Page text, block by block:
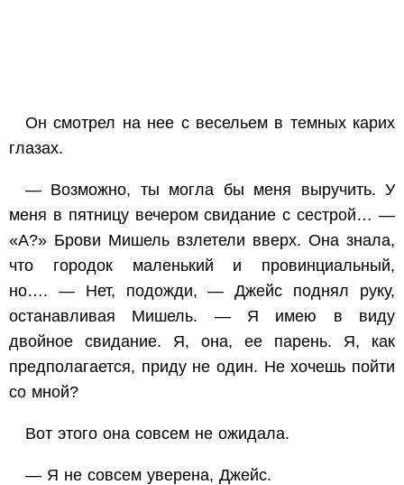
Он смотрел на нее с весельем в темных карих
глазах.
— Возможно, ты могла бы меня выручить. У
меня в пятницу вечером свидание с сестрой… —
«А?» Брови Мишель взлетели вверх. Она знала,
что городок маленький и провинциальный,
но…. — Нет, подожди, — Джейс поднял руку,
останавливая Мишель. — Я имею в виду
двойное свидание. Я, она, ее парень. Я, как
предполагается, приду не один. Не хочешь пойти
со мной?
Вот этого она совсем не ожидала.
— Я не совсем уверена, Джейс.